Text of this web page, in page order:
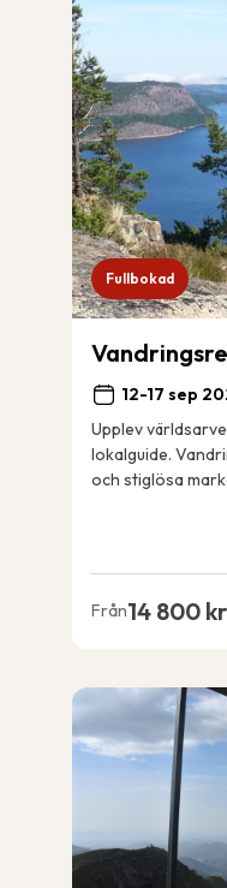
Fullbokad
12-17 sep
Upplev
lokalguide.
och stiglösa
Från14 800 kr